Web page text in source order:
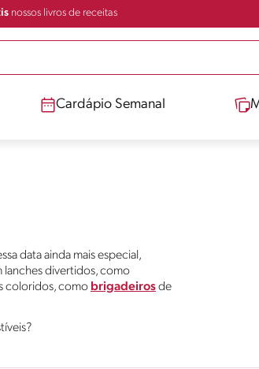
nossos livros de receitas
Cardápio Semanal
data ainda mais especial,
lanches divertidos, como
coloridos, como brigadeirosde